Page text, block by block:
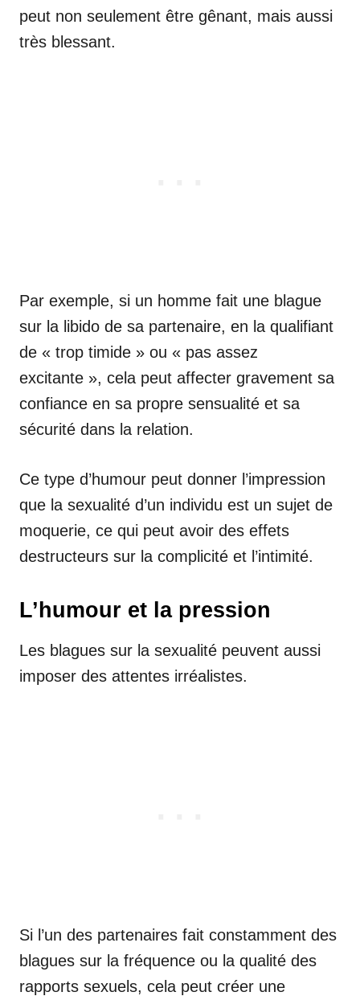
peut non seulement être gênant, mais aussi
très blessant.
Par exemple, si un homme fait une blague
sur la libido de sa partenaire, en la qualifiant
de « trop timide » ou « pas assez
excitante », cela peut affecter gravement sa
confiance en sa propre sensualité et sa
sécurité dans la relation.
Ce type d’humour peut donner l’impression
que la sexualité d’un individu est un sujet de
moquerie, ce qui peut avoir des effets
destructeurs sur la complicité et l’intimité.
L’humour et la pression
Les blagues sur la sexualité peuvent aussi
imposer des attentes irréalistes.
Si l’un des partenaires fait constamment des
blagues sur la fréquence ou la qualité des
rapports sexuels, cela peut créer une